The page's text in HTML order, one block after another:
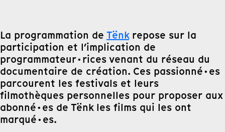
La programmation de Tënkrepose sur la
participation et l’implication de
programmateur·rices venant du réseau du
documentaire de création. Ces passionné·es
parcourent les festivals et leurs
filmothèques personnelles pour proposer aux
abonné·es de Tënk les films qui les ont
marqué·es.